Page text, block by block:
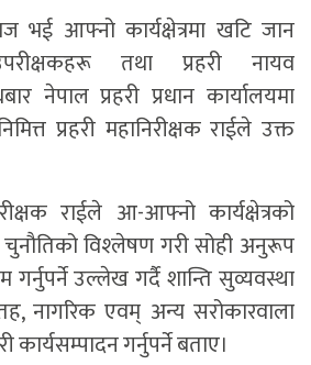
भई आफ्नो कार्यक्षेत्रमा खटि जान
तथा प्रहरी नायव
नेपाल प्रहरी प्रधान कार्यालयमा
प्रहरी महानिरीक्षक राईले उक्त
राईले आ-आफ्नो कार्यक्षेत्रको
विश्‍लेषण गरी सोही अनुरूप
गर्नुपर्ने उल्लेख गर्दै शान्ति सुव्यवस्था
नागरिक एवम् अन्य सरोकारवाला
गर्नुपर्ने बताए।